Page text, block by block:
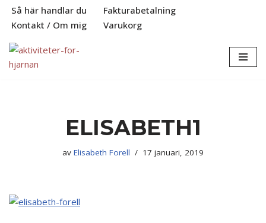
Hoppa
till
innehåll
Så här handlar du
Fakturabetalning
Kontakt / Om mig
Varukorg
ELISABETH1
av Elisabeth Forell 17 januari, 2019